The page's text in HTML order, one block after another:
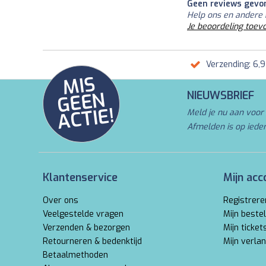
Geen reviews
Help ons en
Je beoordeling
Verzending:
MI
S
G
E
E
N
A
C
TI
E!
NIEUWSBRIEF
Meld je nu aan
Afmelden is op
Klantenservice
Over ons
Veelgestelde vragen
Verzenden & bezorgen
Retourneren & bedenktijd
Betaalmethoden
Mijn
Mijn
Mijn
Mijn